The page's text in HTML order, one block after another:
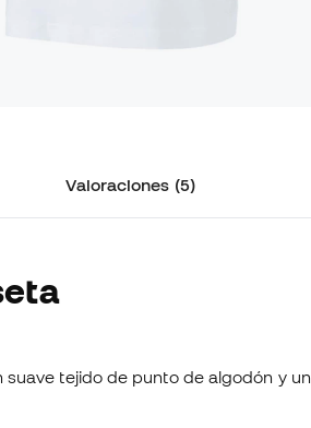
Valoraciones (5)
tejido de punto de algodón y un